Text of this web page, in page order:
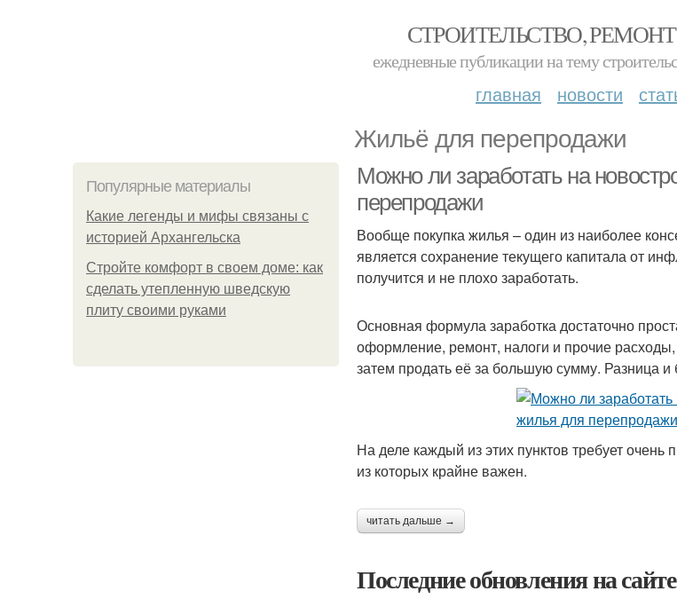
СТРОИТЕЛЬСТВО,
ежедневные публикации на тему
главная новости
Жильё для перепродажи
Популярные материалы
Какие легенды и мифы связаны с
историей Архангельска
Стройте комфорт в своем доме: как
сделать утепленную шведскую
плиту своими руками
Можно ли заработать на
перепродажи
Вообще покупка жилья ­– один из наиболее
является сохранение текущего капитала от
получится и не плохо заработать.
Основная формула заработка достаточно
оформление, ремонт, налоги и прочие
затем продать её за большую сумму. Разница
На деле каждый из этих пунктов требует
из которых крайне важен.
читать дальше →
Последние обновления на